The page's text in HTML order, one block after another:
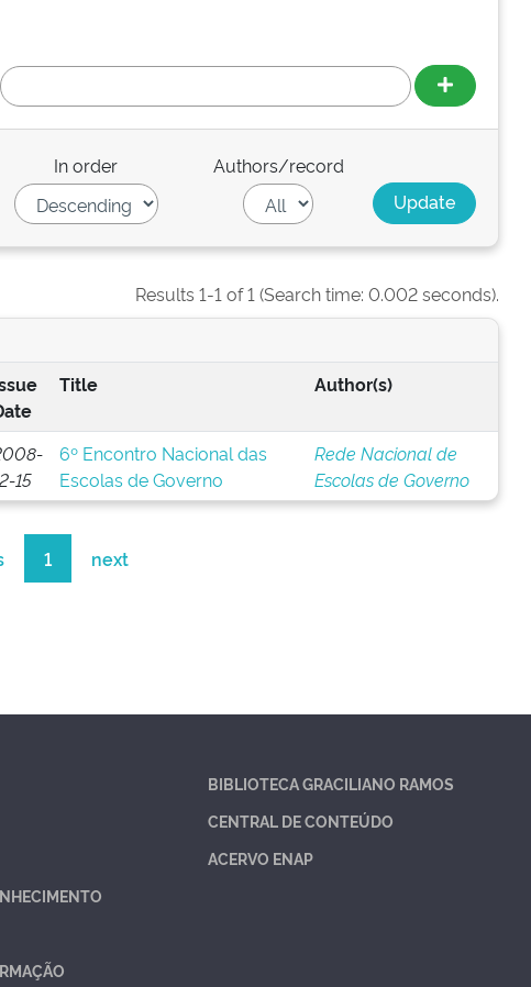
In order Authors/record
Results 1-1 of 1 (Search time: 0.002 seconds).
Title Author(s)
15
6º Encontro Nacional das
Escolas de Governo
Rede Nacional de
Escolas de Governo
1 next
BIBLIOTECA GRACILIANO RAMOS
CENTRAL DE CONTEÚDO
ACERVO ENAP